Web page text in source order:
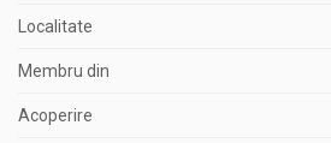
Localitate
Membru din
Acoperire